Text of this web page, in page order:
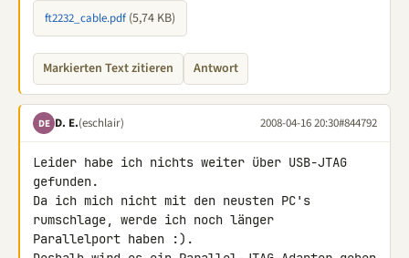
ft2232_cable.pdf (5,74 KB)
Markierten Text zitieren Antwort
DE D. E.(eschlair) 2008-04-16 20:30#844792
Leider habe ich nichts weiter über USB-JTAG
gefunden.
Da ich mich nicht mit den neusten PC's
rumschlage, werde ich noch länger
Parallelport haben :).